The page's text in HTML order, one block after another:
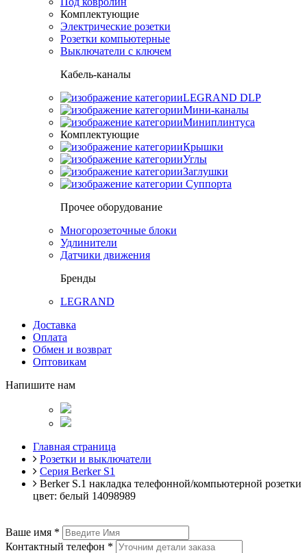
Комплектующие
Электрические розетки
Розетки компьютерные
Выключатели с ключем
Кабель-каналы
LEGRAND DLP
Мини-каналы
Миниплинтуса
Комплектующие
Крышки
Углы
Заглушки
Суппорта
Прочее оборудование
Многорозеточные блоки
Удлинители
Датчики движения
Бренды
LEGRAND
Доставка
Оплата
Обмен и возврат
Оптовикам
Напишите нам
Главная страница
Розетки и выключатели
Серия Berker S1
Berker S.1 накладка телефонной/компьютерной розетки
цвет: белый 14098989
Ваше имя *
Контактный телефон *